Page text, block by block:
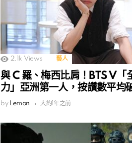
2.1k Views 藝人
與 C 羅、梅西比肩！BTS V「
力」亞洲第一人，按讚數平均
by Lemon 大約1年之前